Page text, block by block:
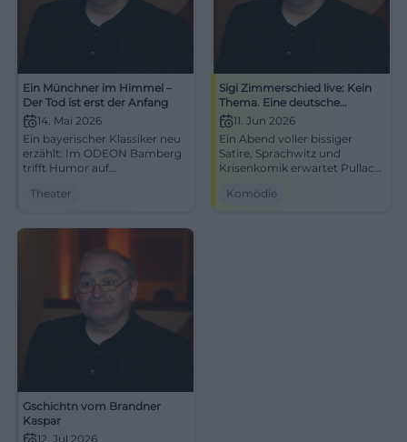
Ein Münchner im Himmel –
Der Tod ist erst der Anfang
14. Mai 2026
Ein bayerischer Klassiker neu
erzählt: Im ODEON Bamberg
trifft Humor auf
himmlische Ironie. 14.05.2026,
Theater
Sigi Zimmerschied live: Kein
Thema. Eine deutsche
Antwort in München
11. Jun 2026
Ein Abend voller bissiger
Satire, Sprachwitz und
Krisenkomik erwartet Pullach.
11.06.2026 im Bürgerhaus
Komödie
Gschichtn vom Brandner
Kaspar
12. Jul 2026